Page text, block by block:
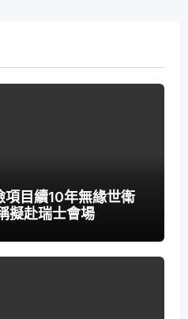
項目續10年無緣世衛
擬赴瑞士會場